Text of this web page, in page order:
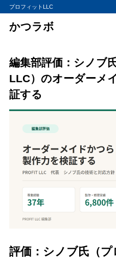
プロフィットLLC
かつラボ
編集部評価：シノブ
LLC）のオーダーメ
証する
評価：シノブ氏（